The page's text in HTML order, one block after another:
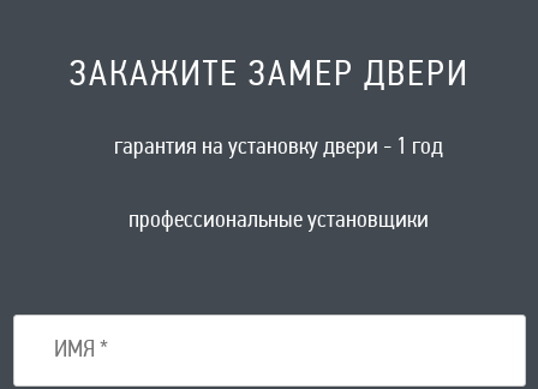
ЗАКАЖИТЕ ЗАМЕР ДВЕРИ
гарантия на установку двери - 1 год
профессиональные установщики